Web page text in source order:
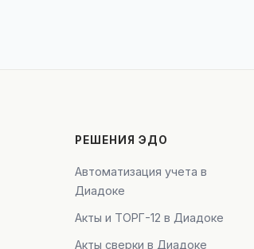
РЕШЕНИЯ ЭДО
Автоматизация учета в
Диадоке
Акты и ТОРГ-12 в Диадоке
Акты сверки в Диадоке